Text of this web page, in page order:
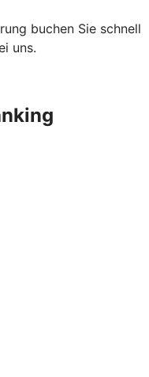
buchen Sie schnell
uns.